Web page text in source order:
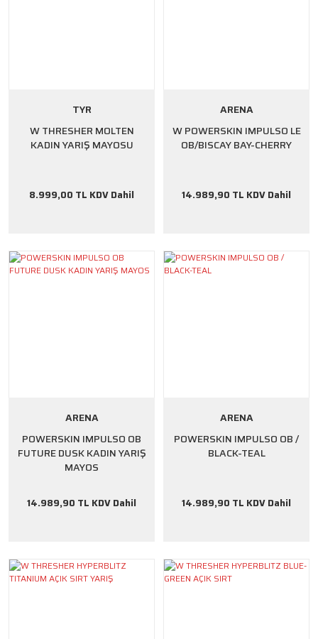
TYR
W THRESHER MOLTEN
KADIN YARIŞ MAYOSU
8.999,00 TL KDV Dahil
ARENA
W POWERSKIN IMPULSO LE
OB/BISCAY BAY-CHERRY
14.989,90 TL KDV Dahil
ARENA
POWERSKIN IMPULSO OB
FUTURE DUSK KADIN YARIŞ
MAYOS
14.989,90 TL KDV Dahil
ARENA
POWERSKIN IMPULSO OB /
BLACK-TEAL
14.989,90 TL KDV Dahil